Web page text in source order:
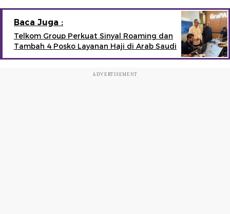
Baca Juga :
Telkom Group Perkuat Sinyal Roaming dan
Tambah 4 Posko Layanan Haji di Arab Saudi
ADVERTISEMENT